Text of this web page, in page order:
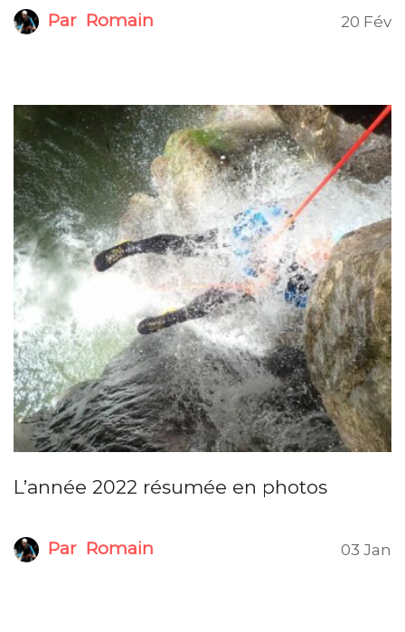
Par Romain 20 Fév
L’année 2022 résumée en photos
Par Romain 03 Jan